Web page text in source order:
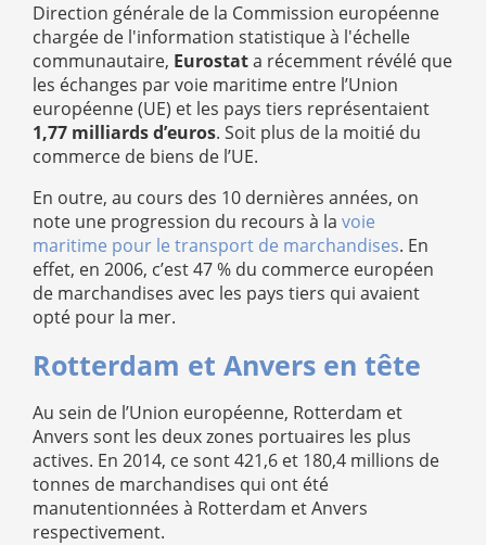
Direction générale de la Commission européenne
chargée de l'information statistique à l'échelle
communautaire, Eurostata récemment révélé que
les échanges par voie maritime entre l’Union
européenne (UE) et les pays tiers représentaient
1,77 milliards d’euros. Soit plus de la moitié du
commerce de biens de l’UE.
En outre, au cours des 10 dernières années, on
note une progression du recours à la voie
maritime pour le transport de marchandises. En
effet, en 2006, c’est 47 % du commerce européen
de marchandises avec les pays tiers qui avaient
opté pour la mer.
Rotterdam et Anvers en tête
Au sein de l’Union européenne, Rotterdam et
Anvers sont les deux zones portuaires les plus
actives. En 2014, ce sont 421,6 et 180,4 millions de
tonnes de marchandises qui ont été
manutentionnées à Rotterdam et Anvers
respectivement.